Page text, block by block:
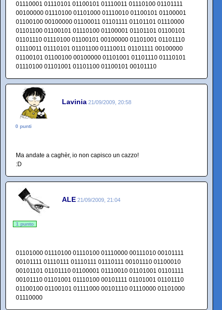
01110001 01110101 01100101 01110011 01110100 01101111
00100000 01110100 01101000 01110010 01100101 01100001
01100100 00100000 01100011 01101111 01101101 01110000
01101100 01100101 01110100 01100001 01101101 01100101
01101110 01110100 01100101 00100000 01101001 01101110
01110011 01110101 01101100 01110011 01101111 00100000
01100101 01100100 00100000 01101001 01101110 01110101
01110100 01101001 01101100 01100101 00101110
Lavinia 21/09/2009, 20:58
0 punti
Ma andate a caghèr, io non capisco un cazzo!
:D
ALE 21/09/2009, 21:04
1 punto
01101000 01110100 01110100 01110000 00111010 00101111
00101111 01110111 01110111 01110111 00101110 01100010
00101101 01101110 01100001 01110010 01101001 01101111
00101110 01101001 01110100 00101111 01101001 01101110
01100100 01100101 01111000 00101110 01110000 01101000
01110000